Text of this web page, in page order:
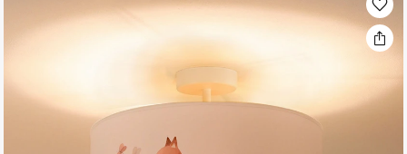
het
afbeeldingen-